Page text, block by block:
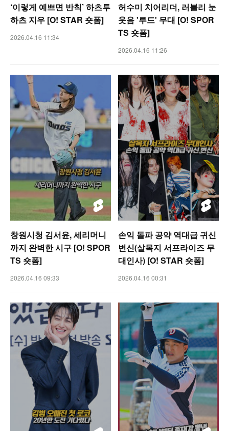
‘이렇게 예쁘면 반칙’ 하츠투
하츠 지우 [O! STAR 숏폼]
2026.04.16 11:34
허수미 치어리더, 러블리 눈
웃음 '루드' 무대 [O! SPOR
TS 숏폼]
2026.04.16 11:26
창원시청 김서윤, 세리머니
까지 완벽한 시구 [O! SPOR
TS 숏폼]
2026.04.16 09:33
손익 돌파 공약 역대급 귀신
변신(살목지 서프라이즈 무
대인사) [O! STAR 숏폼]
2026.04.16 00:31